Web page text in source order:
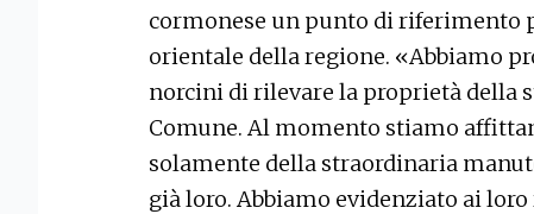
cormonese un punto di riferimento
orientale della regione. «Abbiamo
norcini di rilevare la proprietà della
Comune. Al momento stiamo
solamente della straordinaria
già loro. Abbiamo evidenziato ai